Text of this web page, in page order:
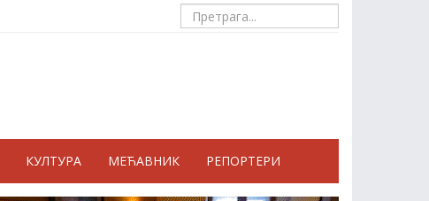
КУЛТУРА МЕЋАВНИК РЕПОРТЕРИ